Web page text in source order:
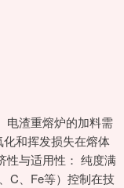
电渣重熔炉的加料需
和挥发损失在熔体
性与适用性： 纯度满
C、Fe等）控制在技